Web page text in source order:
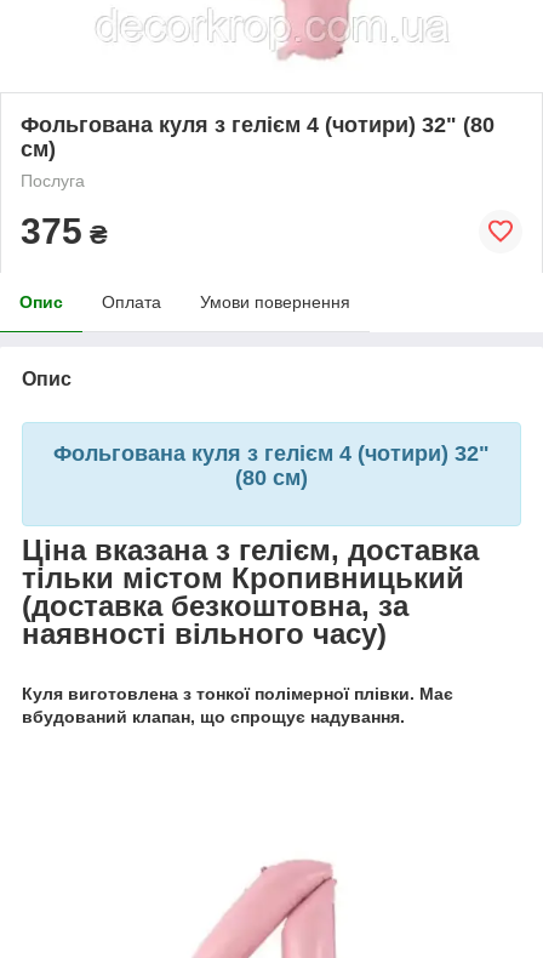
Фольгована куля з гелієм 4 (чотири) 32" (80
см)
Послуга
375 ₴
Опис Оплата Умови повернення
Опис
Фольгована куля з гелієм 4 (чотири) 32"
(80 см)
Ціна вказана з гелієм, доставка
тільки містом Кропивницький
(доставка безкоштовна, за
наявності вільного часу)
Куля виготовлена з тонкої полімерної плівки. Має
вбудований клапан, що спрощує надування.